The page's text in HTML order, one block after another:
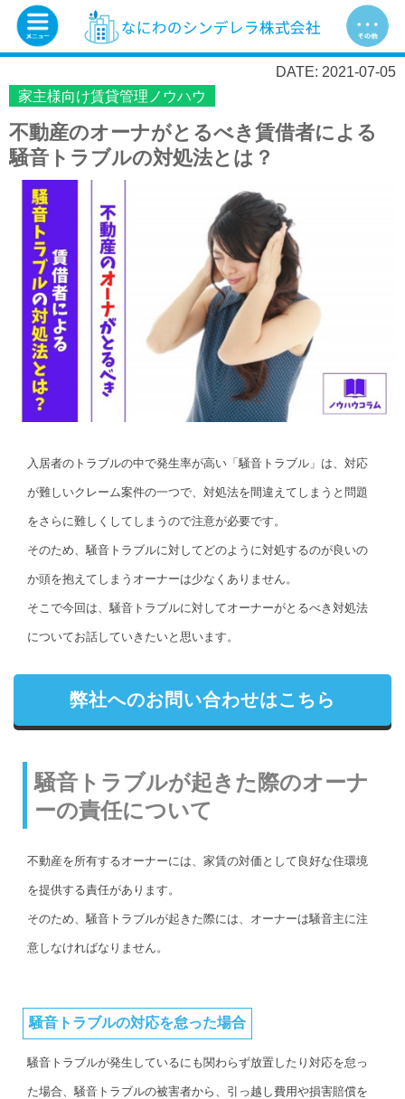
DATE: 2021-07-05
家主様向け賃貸管理ノウハウ
不動産のオーナがとるべき賃借者による
騒音トラブルの対処法とは？
入居者のトラブルの中で発生率が高い「騒音トラブル」は、対応
が難しいクレーム案件の一つで、対処法を間違えてしまうと問題
をさらに難しくしてしまうので注意が必要です。
そのため、騒音トラブルに対してどのように対処するのが良いの
か頭を抱えてしまうオーナーは少なくありません。
そこで今回は、騒音トラブルに対してオーナーがとるべき対処法
についてお話していきたいと思います。
弊社へのお問い合わせはこちら
騒音トラブルが起きた際のオーナ
ーの責任について
不動産を所有するオーナーには、家賃の対価として良好な住環境
を提供する責任があります。
そのため、騒音トラブルが起きた際には、オーナーは騒音主に注
意しなければなりません。
騒音トラブルの対応を怠った場合
騒音トラブルが発生しているにも関わらず放置したり対応を怠っ
た場合、騒音トラブルの被害者から、引っ越し費用や損害賠償を